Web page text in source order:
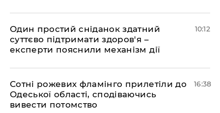
Один простий сніданок здатний
суттєво підтримати здоров'я –
експерти пояснили механізм дії
10:12
Сотні рожевих фламінго прилетіли до
Одеської області, сподіваючись
вивести потомство
16:38